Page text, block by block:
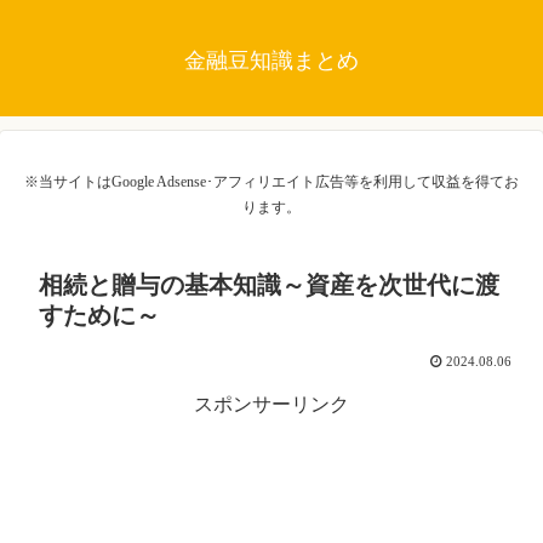
金融豆知識まとめ
※当サイトはGoogle Adsense･アフィリエイト広告等を利用して収益を得てお
ります。
相続と贈与の基本知識～資産を次世代に渡
すために～
2024.08.06
スポンサーリンク